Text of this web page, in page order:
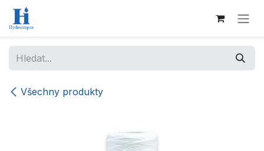
Přejít na obsah
Všechny produkty